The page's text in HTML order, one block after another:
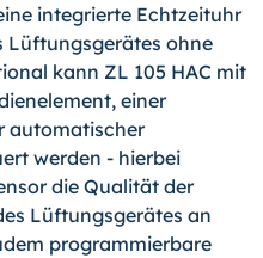
integrierte Echtzeituhr
Lüftungsgerätes ohne
kann ZL 105 HAC mit
einer
automatischer
werden - hierbei
die Qualität der
Lüftungsgerätes an
programmierbare